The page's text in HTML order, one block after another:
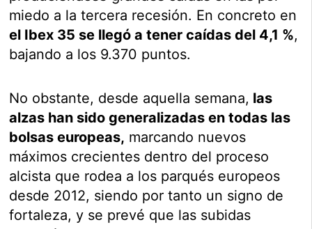
miedo a la tercera recesión. En concreto en
el Ibex 35 se llegó a tener caídas del 4,1 %,
bajando a los 9.370 puntos.
No obstante, desde aquella semana, las
alzas han sido generalizadas en todas las
bolsas europeas, marcando nuevos
máximos crecientes dentro del proceso
alcista que rodea a los parqués europeos
desde 2012, siendo por tanto un signo de
fortaleza, y se prevé que las subidas